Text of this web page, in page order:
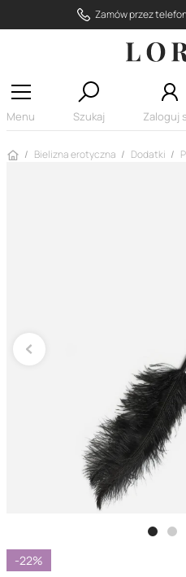
Zamów przez
Menu Szukaj Zaloguj
Strona główna
Bielizna erotyczna Dodatki
-22%